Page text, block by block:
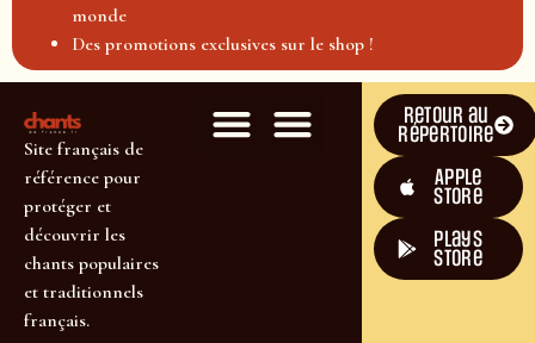
monde
Des promotions exclusives sur le shop !
Site français de
référence pour
protéger et
découvrir les
chants populaires
et traditionnels
français.
Retour au
répertoire
Apple
Store
plays
store